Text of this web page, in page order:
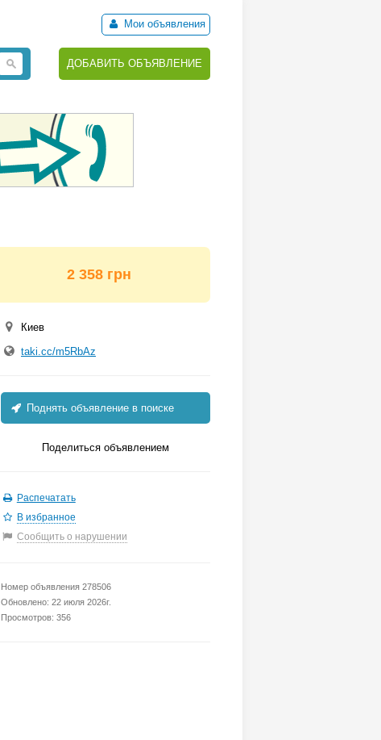
Мои объявления
ДОБАВИТЬ ОБЪЯВЛЕНИЕ
2 358 грн
Киев
taki.cc/m5RbAz
Поднять объявление в поиске
Поделиться объявлением
Распечатать
В избранное
Сообщить о нарушении
Номер объявления 278506
Обновлено: 22 июля 2026г.
Просмотров: 356